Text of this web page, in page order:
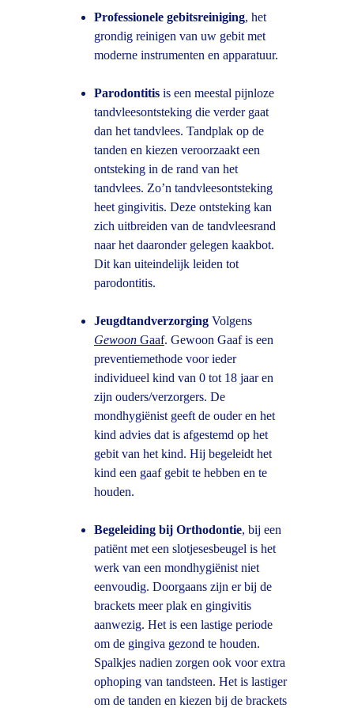
Professionele gebitsreiniging, het
grondig reinigen van uw gebit met
moderne instrumenten en apparatuur.
Parodontitis is een meestal pijnloze
tandvleesontsteking die verder gaat
dan het tandvlees. Tandplak op de
tanden en kiezen veroorzaakt een
ontsteking in de rand van het
tandvlees. Zo’n tandvleesontsteking
heet gingivitis. Deze ontsteking kan
zich uitbreiden van de tandvleesrand
naar het daaronder gelegen kaakbot.
Dit kan uiteindelijk leiden tot
parodontitis.
Jeugdtandverzorging Volgens
Gewoon Gaaf. Gewoon Gaaf is een
preventiemethode voor ieder
individueel kind van 0 tot 18 jaar en
zijn ouders/verzorgers. De
mondhygiënist geeft de ouder en het
kind advies dat is afgestemd op het
gebit van het kind. Hij begeleidt het
kind een gaaf gebit te hebben en te
houden.
Begeleiding bij Orthodontie, bij een
patiënt met een slotjesesbeugel is het
werk van een mondhygiënist niet
eenvoudig. Doorgaans zijn er bij de
brackets meer plak en gingivitis
aanwezig. Het is een lastige periode
om de gingiva gezond te houden.
Spalkjes nadien zorgen ook voor extra
ophoping van tandsteen. Het is lastiger
om de tanden en kiezen bij de brackets